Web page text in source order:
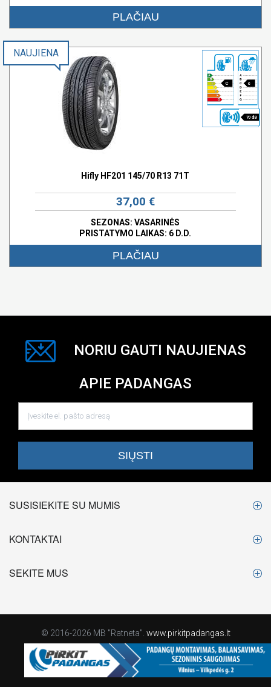
PLAČIAU
C c
70 dB
NAUJIENA
Hifly HF201 145/70 R13 71T
37,00 €
SEZONAS: VASARINĖS
PRISTATYMO LAIKAS: 6 D.D.
PLAČIAU
NORIU GAUTI NAUJIENAS
APIE PADANGAS
SUSISIEKITE SU MUMIS
KONTAKTAI
SEKITE MUS
© 2016-2026 MB "Ratneta". www.pirkitpadangas.lt